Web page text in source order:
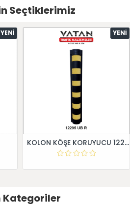
Seçtiklerimiz
YENI YENI
KOLON KÖŞE KORUYUCU 12295 UB R
Kategoriler